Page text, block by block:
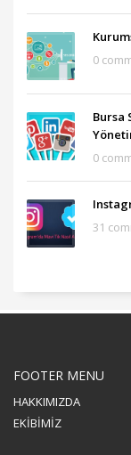
0
Bursa
0
31
FOOTER MENU
HAKKIMIZDA
EKİBİMİZ